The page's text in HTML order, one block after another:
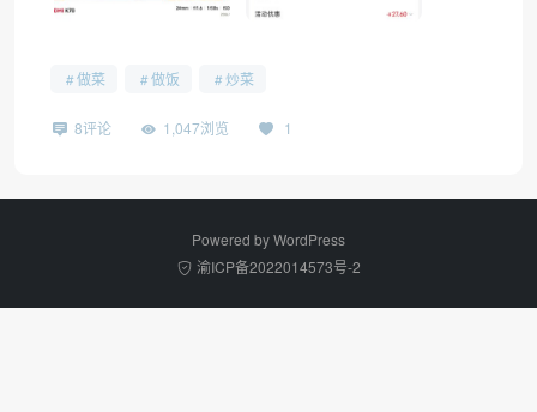
做菜 做饭 炒菜
8评论 1,047浏览 1
Powered byWordPress
渝ICP备2022014573号-2